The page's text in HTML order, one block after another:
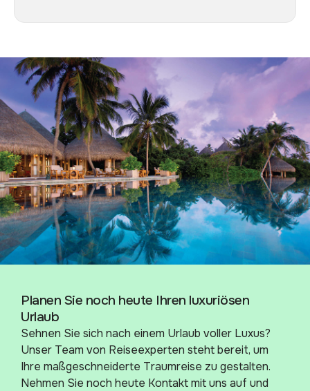
Planen Sie noch heute Ihren luxuriösen
Urlaub
Sehnen Sie sich nach einem Urlaub voller Luxus?
Unser Team von Reiseexperten steht bereit, um
Ihre maßgeschneiderte Traumreise zu gestalten.
Nehmen Sie noch heute Kontakt mit uns auf und